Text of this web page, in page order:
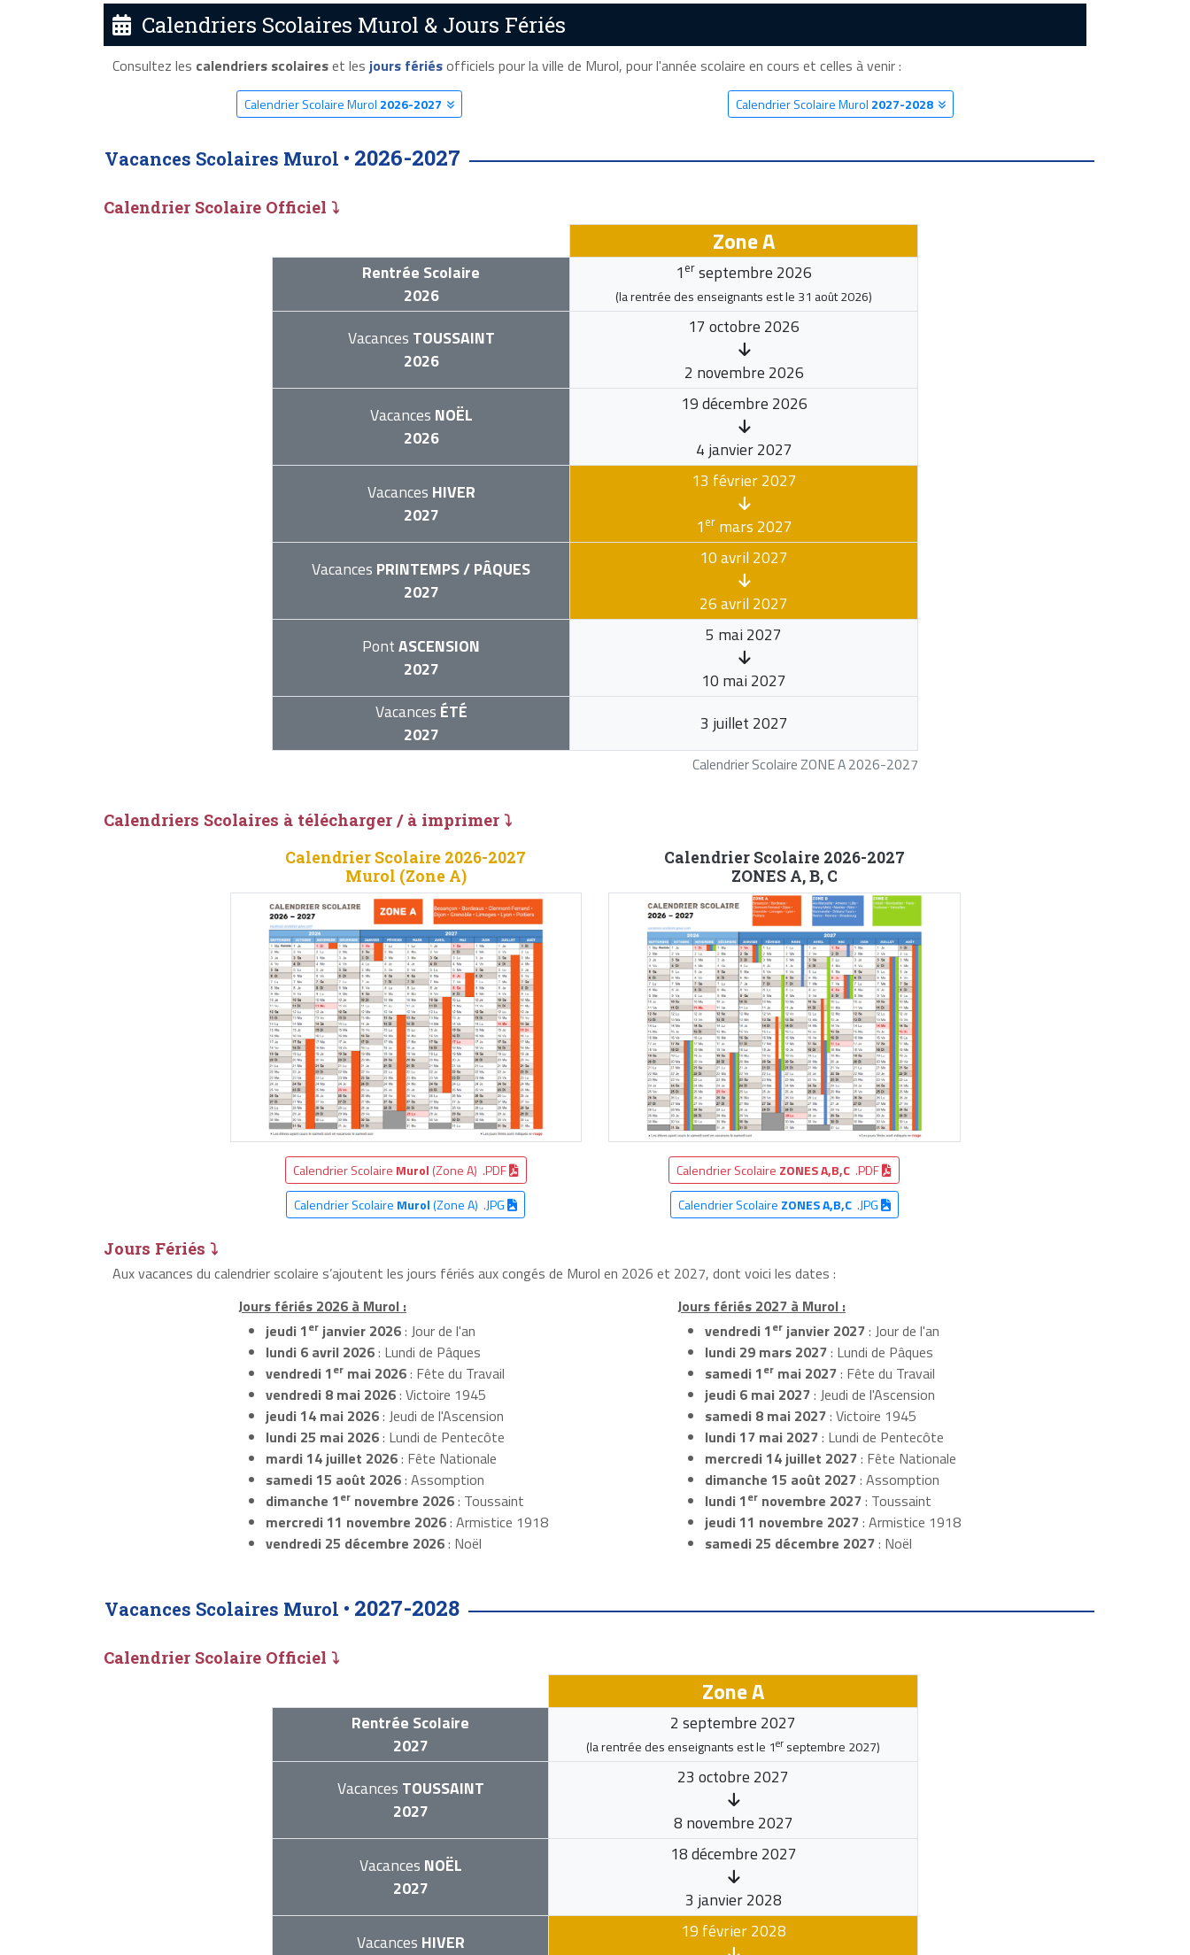
Calendriers Scolaires Murol & Jours Fériés
Consultez les calendriers scolaireset les jours fériésofficiels pour la ville de Murol, pour l'année scolaire en cours et celles à venir :
Calendrier Scolaire Murol 2026-2027 Calendrier Scolaire Murol 2027-2028
Vacances Scolaires Murol • 2026-2027
Calendrier Scolaire Officiel ⤵
Calendrier Scolaire ZONE A 2026-2027
Zone A
Rentrée Scolaire
2026
1 er septembre 2026
(la rentrée des enseignants est le 31 août 2026)
Vacances TOUSSAINT
2026
17 octobre 2026
2 novembre 2026
Vacances NOËL
2026
19 décembre 2026
4 janvier 2027
Vacances HIVER
2027
13 février 2027
1ermars 2027
Vacances PRINTEMPS / PÂQUES
2027
10 avril 2027
26 avril 2027
PontASCENSION
2027
5 mai 2027
10 mai 2027
Vacances ÉTÉ
2027
3 juillet 2027
Calendriers Scolaires à télécharger / à imprimer ⤵
Calendrier Scolaire 2026-2027
Murol (Zone A)
Calendrier Scolaire Murol (Zone A) .PDF
Calendrier Scolaire Murol(Zone A) .JPG
Calendrier Scolaire 2026-2027
ZONES A, B, C
Calendrier Scolaire ZONES A,B,C .PDF
Calendrier Scolaire ZONES A,B,C.JPG
Jours Fériés ⤵
Aux vacances du calendrier scolaire s’ajoutent les jours fériés aux congés de Murol en 2026 et 2027, dont voici les dates :
Jours fériés 2026 à Murol :
jeudi 1erjanvier 2026: Jour de l'an
lundi 6 avril 2026: Lundi de Pâques
vendredi 1ermai 2026: Fête du Travail
vendredi 8 mai 2026: Victoire 1945
jeudi 14 mai 2026: Jeudi de l'Ascension
lundi 25 mai 2026: Lundi de Pentecôte
mardi 14 juillet 2026: Fête Nationale
samedi 15 août 2026: Assomption
dimanche 1ernovembre 2026: Toussaint
mercredi 11 novembre 2026: Armistice 1918
vendredi 25 décembre 2026: Noël
Jours fériés 2027 à Murol :
vendredi 1erjanvier 2027: Jour de l'an
lundi 29 mars 2027: Lundi de Pâques
samedi 1ermai 2027: Fête du Travail
jeudi 6 mai 2027: Jeudi de l'Ascension
samedi 8 mai 2027: Victoire 1945
lundi 17 mai 2027: Lundi de Pentecôte
mercredi 14 juillet 2027: Fête Nationale
dimanche 15 août 2027: Assomption
lundi 1ernovembre 2027: Toussaint
jeudi 11 novembre 2027: Armistice 1918
samedi 25 décembre 2027: Noël
Vacances Scolaires Murol • 2027-2028
Calendrier Scolaire Officiel ⤵
Zone A
Rentrée Scolaire
2027
2 septembre 2027
(la rentrée des enseignants est le 1er septembre 2027)
Vacances TOUSSAINT
2027
23 octobre 2027
8 novembre 2027
Vacances NOËL
2027
18 décembre 2027
3 janvier 2028
Vacances HIVER
19 février 2028